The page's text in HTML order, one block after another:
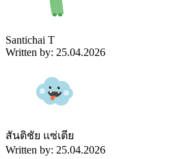
Santichai T
Written by: 25.04.2026
สันติชัย แซ่เตีย
Written by: 25.04.2026